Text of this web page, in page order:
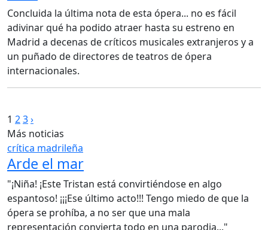
Concluida la última nota de esta ópera... no es fácil
adivinar qué ha podido atraer hasta su estreno en
Madrid a decenas de críticos musicales extranjeros y a
un puñado de directores de teatros de ópera
internacionales.
Paginación
de
entradas
1 23›
Más noticias
crítica madrileña
Arde el mar
"¡Niña! ¡Este Tristan está convirtiéndose en algo
espantoso! ¡¡¡Ese último acto!!! Tengo miedo de que la
ópera se prohíba, a no ser que una mala
representación convierta todo en una parodia..."